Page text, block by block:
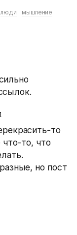
люди
мышление
то
то, что
но пост